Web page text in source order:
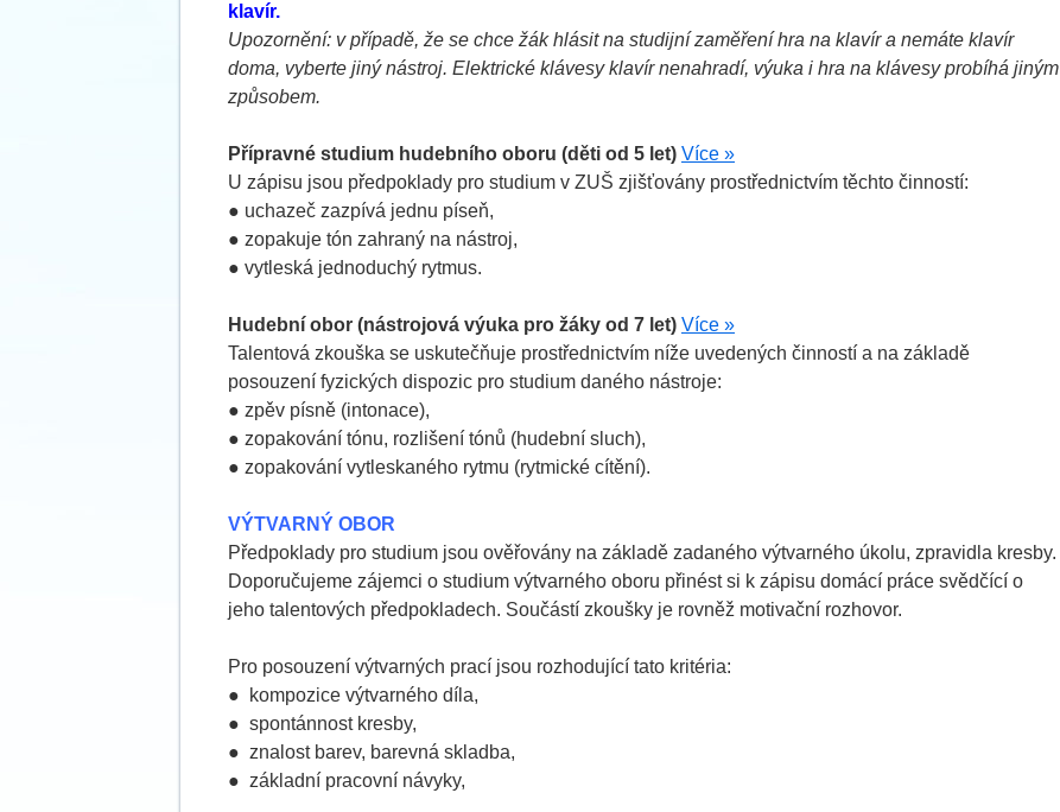
klavír.
Upozornění: v případě, že se chce žák hlásit na studijní zaměření hra na klavír a nemáte klavír
doma, vyberte jiný nástroj. Elektrické klávesy klavír nenahradí, výuka i hra na klávesy probíhá jiným
způsobem.
Přípravné studium hudebního oboru (děti od 5 let) Více »
U zápisu jsou předpoklady pro studium v ZUŠ zjišťovány prostřednictvím těchto činností:
● uchazeč zazpívá jednu píseň,
● zopakuje tón zahraný na nástroj,
● vytleská jednoduchý rytmus.
Hudební obor (nástrojová výuka pro žáky od 7 let) Více »
Talentová zkouška se uskutečňuje prostřednictvím níže uvedených činností a na základě
posouzení fyzických dispozic pro studium daného nástroje:
● zpěv písně (intonace),
● zopakování tónu, rozlišení tónů (hudební sluch),
● zopakování vytleskaného rytmu (rytmické cítění).
VÝTVARNÝ OBOR
Předpoklady pro studium jsou ověřovány na základě zadaného výtvarného úkolu, zpravidla kresby.
Doporučujeme zájemci o studium výtvarného oboru přinést si k zápisu domácí práce svědčící o
jeho talentových předpokladech. Součástí zkoušky je rovněž motivační rozhovor.
Pro posouzení výtvarných prací jsou rozhodující tato kritéria:
● kompozice výtvarného díla,
● spontánnost kresby,
● znalost barev, barevná skladba,
● základní pracovní návyky,